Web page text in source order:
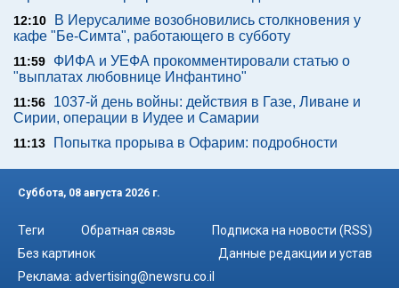
12:10
В Иерусалиме возобновились столкновения у
кафе "Бе-Симта", работающего в субботу
11:59
ФИФА и УЕФА прокомментировали статью о
"выплатах любовнице Инфантино"
11:56
1037-й день войны: действия в Газе, Ливане и
Сирии, операции в Иудее и Самарии
11:13 Попытка прорыва в Офарим: подробности
Суббота, 08 августа 2026 г.
Теги Обратная связь
Подписка на новости (RSS)
Без картинок
Данные редакции и устав
Реклама: advertising@newsru.co.il